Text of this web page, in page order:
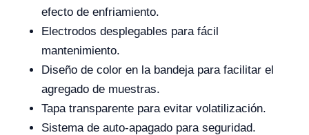
efecto de enfriamiento.
Electrodos desplegables para fácil
mantenimiento.
Diseño de color en la bandeja para facilitar el
agregado de muestras.
Tapa transparente para evitar volatilización.
Sistema de auto-apagado para seguridad.